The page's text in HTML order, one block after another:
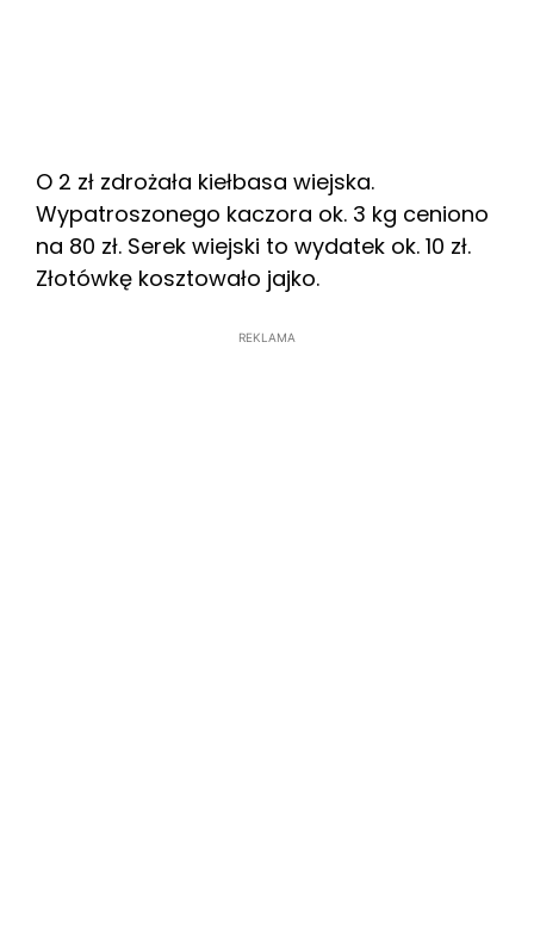
O 2 zł zdrożała kiełbasa wiejska.
Wypatroszonego kaczora ok. 3 kg ceniono
na 80 zł. Serek wiejski to wydatek ok. 10 zł.
Złotówkę kosztowało jajko.
REKLAMA